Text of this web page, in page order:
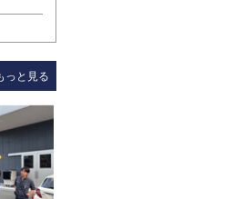
っと見る